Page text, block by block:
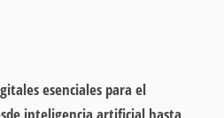
esenciales para el